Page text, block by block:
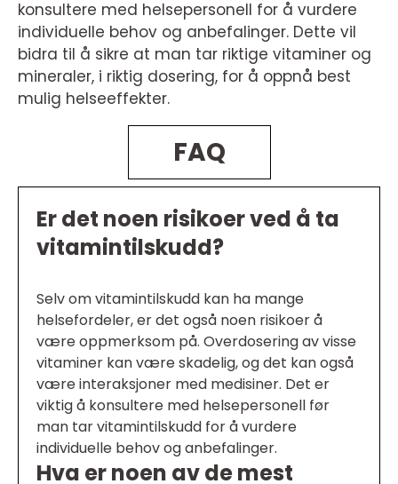
konsultere med helsepersonell for å vurdere
individuelle behov og anbefalinger. Dette vil
bidra til å sikre at man tar riktige vitaminer og
mineraler, i riktig dosering, for å oppnå best
mulig helseeffekter.
FAQ
Er det noen risikoer ved å ta
vitamintilskudd?
Selv om vitamintilskudd kan ha mange
helsefordeler, er det også noen risikoer å
være oppmerksom på. Overdosering av visse
vitaminer kan være skadelig, og det kan også
være interaksjoner med medisiner. Det er
viktig å konsultere med helsepersonell før
man tar vitamintilskudd for å vurdere
individuelle behov og anbefalinger.
Hva er noen av de mest